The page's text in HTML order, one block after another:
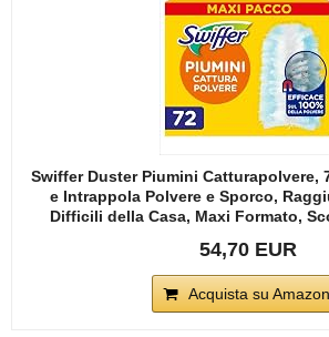
Swiffer Duster Piumini Catturapolvere,
e Intrappola Polvere e Sporco,
Difficili della Casa, Maxi Formato,
54,70 EUR
Acquista su Amazon